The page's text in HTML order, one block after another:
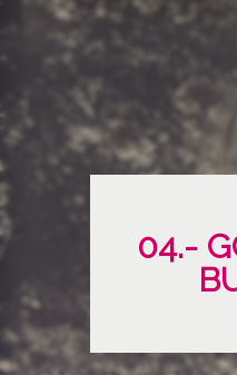
04.-